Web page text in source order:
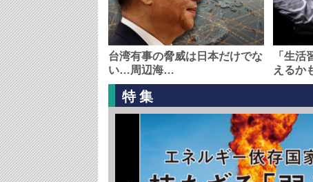
台湾有事の脅威は日本だけでな
い…周辺海…
「生
えるか
特集